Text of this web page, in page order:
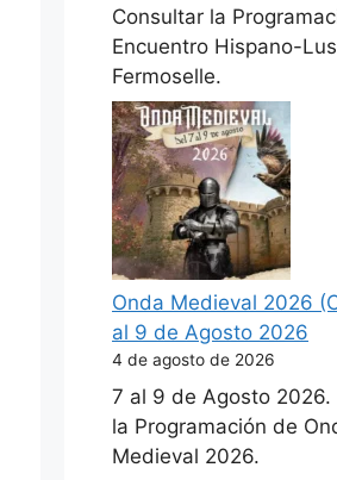
Consultar la
Encuentro Hispano-
Fermoselle.
Onda Medieval 2026
al 9 de Agosto 2026
4 de agosto de 2026
7 al 9 de Agosto 2026.
la Programación de
Medieval 2026.